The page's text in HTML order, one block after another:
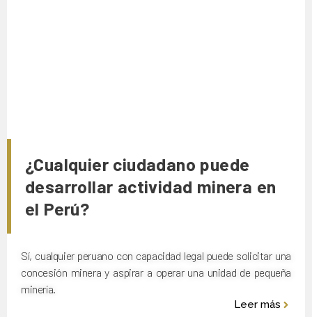
¿Cualquier ciudadano puede
desarrollar actividad minera en
el Perú?
Sí, cualquier peruano con capacidad legal puede solicitar una
concesión minera y aspirar a operar una unidad de pequeña
minería.
Leer más